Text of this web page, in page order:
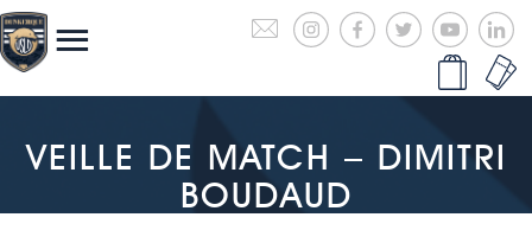
VEILLE DE MATCH – DIMITRI
BOUDAUD